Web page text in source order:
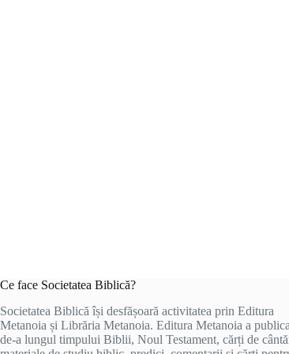
Ce face Societatea Biblică?
Societatea Biblică își desfășoară activitatea prin Editura
Metanoia și Librăria Metanoia. Editura Metanoia a
de-a lungul timpului Biblii, Noul Testament, cărți de